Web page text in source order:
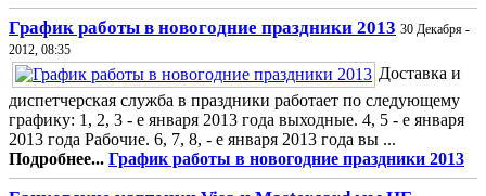
График работы в новогодние праздники 2013 30 Декабря -
2012, 08:35
Доставка и
диспетчерская служба в праздники работает по следующему
графику: 1, 2, 3 - е января 2013 года выходные. 4, 5 - е января
2013 года Рабочие. 6, 7, 8, - е января 2013 года вы ...
Подробнее... График работы в новогодние праздники 2013